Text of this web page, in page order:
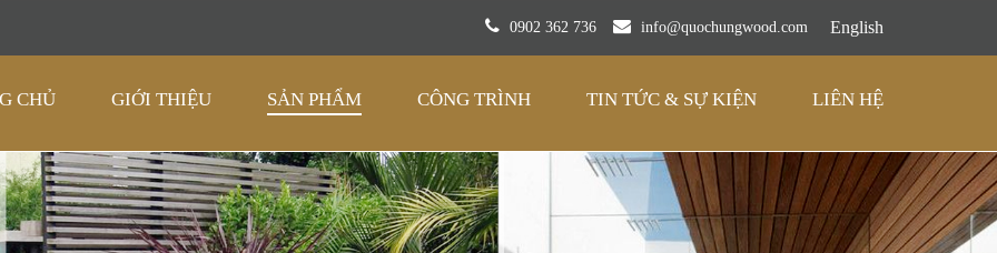
English
info@quochungwood.com
0902 362 736
CHỦ GIỚI THIỆU SẢN PHẨM CÔNG TRÌNH TIN TỨC & SỰ KIỆN LIÊN HỆ